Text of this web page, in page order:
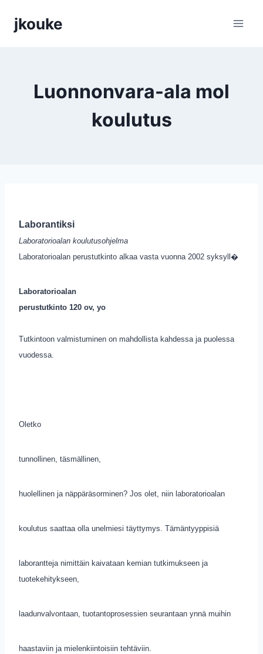
sisältöön
jkouke
Luonnonvara-ala mol
koulutus
Laborantiksi
Laboratorioalan koulutusohjelma
Laboratorioalan perustutkinto alkaa vasta vuonna 2002 syksyll�
Laboratorioalan
perustutkinto 120 ov, yo
Tutkintoon valmistuminen on mahdollista kahdessa ja puolessa
vuodessa.
Oletko
tunnollinen, täsmällinen,
huolellinen ja näppäräsorminen? Jos olet, niin laboratorioalan
koulutus saattaa olla unelmiesi täyttymys. Tämäntyyppisiä
laborantteja nimittäin kaivataan kemian tutkimukseen ja
tuotekehitykseen,
laadunvalvontaan, tuotantoprosessien seurantaan ynnä muihin
haastaviin ja mielenkiintoisiin tehtäviin.